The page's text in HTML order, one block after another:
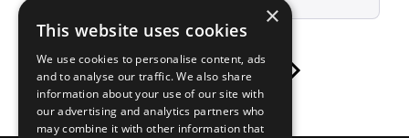
2
×
This website uses cookies
We use cookies to personalise content, ads
and to analyse our traffic. We also share
information about your use of our site with
our advertising and analytics partners who
may combine it with other information that